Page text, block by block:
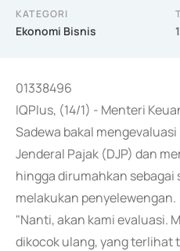
KATEGORI
Ekonomi Bisnis
01338496
IQPlus, (14/1) - Menteri
Sadewa bakal
Jenderal Pajak (DJP) dan
hingga dirumahkan sebagai
melakukan penyelewengan.
"Nanti, akan kami evaluasi.
dikocok ulang, yang terlihat